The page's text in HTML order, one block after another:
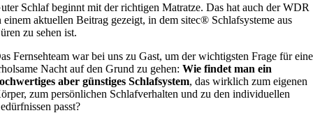
Schlaf beginnt mit der richtigen Matratze. Das hat auch der WDR
einem aktuellen Beitrag gezeigt, in dem sitec® Schlafsysteme aus
zu sehen ist.
Fernsehteam war bei uns zu Gast, um der wichtigsten Frage für eine
Nacht auf den Grund zu gehen:Wie findet man ein
aber günstiges Schlafsystem, das wirklich zum eigenen
zum persönlichen Schlafverhalten und zu den individuellen
passt?